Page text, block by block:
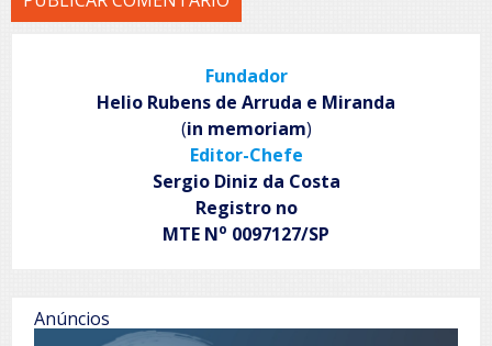
Fundador
Helio Rubens de Arruda e Miranda
(in memoriam)
Editor-Chefe
Sergio Diniz da Costa
Registro no
MTE No 0097127/SP
Anúncios